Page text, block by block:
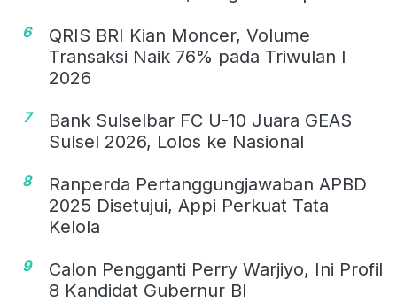
6
QRIS BRI Kian Moncer, Volume
Transaksi Naik 76% pada Triwulan I
2026
7
Bank Sulselbar FC U-10 Juara GEAS
Sulsel 2026, Lolos ke Nasional
8
Ranperda Pertanggungjawaban APBD
2025 Disetujui, Appi Perkuat Tata
Kelola
9
Calon Pengganti Perry Warjiyo, Ini Profil
8 Kandidat Gubernur BI